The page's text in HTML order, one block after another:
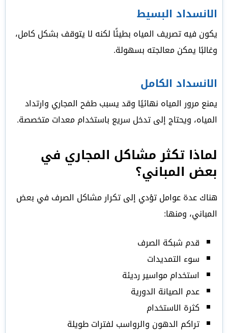
الانسداد البسيط
يكون فيه تصريف المياه بطيئًا لكنه لا يتوقف بشكل كامل،
وغالبًا يمكن معالجته بسهولة.
الانسداد الكامل
يمنع مرور المياه نهائيًا وقد يسبب طفح المجاري وارتداد
المياه، ويحتاج إلى تدخل سريع باستخدام معدات متخصصة.
لماذا تكثر مشاكل المجاري في
بعض المباني؟
هناك عدة عوامل تؤدي إلى تكرار مشاكل الصرف في بعض
المباني، ومنها:
قدم شبكة الصرف
سوء التمديدات
استخدام مواسير رديئة
عدم الصيانة الدورية
كثرة الاستخدام
تراكم الدهون والرواسب لفترات طويلة